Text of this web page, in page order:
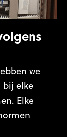
we
bij elke
Elke